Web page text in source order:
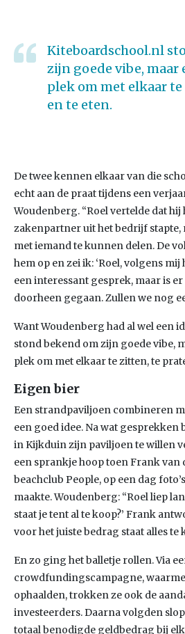
Kiteboardschool.nl
zijn goede vibe, maar
plek om met elkaar
en te eten.
De twee kennen elkaar van die
echt aan de praat tijdens een
Woudenberg. “Roel vertelde dat
zakenpartner uit het bedrijf stapte,
met iemand te kunnen delen. De
hem op en zei ik: ‘Roel, volgens
een interessant gesprek, maar is
doorheen gegaan. Zullen we nog
Want Woudenberg had al wel een
stond bekend om zijn goede vibe,
plek om met elkaar te zitten, te
Eigen bier
Een strandpaviljoen combineren
een goed idee. Na wat gesprekken
in Kijkduin zijn paviljoen te willen
een sprankje hoop toen Frank van
beachclub People, op een dag
maakte. Woudenberg: “Roel liep
staat je tent al te koop?’ Frank
voor het juiste bedrag staat alles te
En zo ging het balletje rollen. Via
crowdfundingscampagne,
ophaalden, trokken ze ook de
investeerders. Daarna volgden
totaal benodigde geldbedrag bij